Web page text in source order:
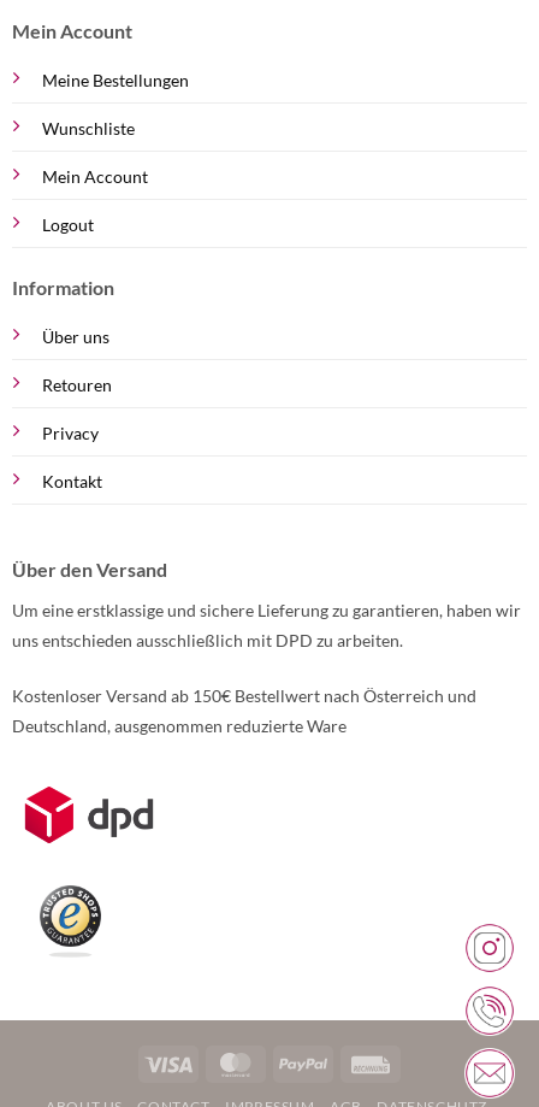
Mein Account
Meine Bestellungen
Wunschliste
Mein Account
Logout
Information
Über uns
Retouren
Privacy
Kontakt
Über den Versand
Um eine erstklassige und sichere Lieferung zu garantieren, haben wir
uns entschieden ausschließlich mit DPD zu arbeiten.
Kostenloser Versand ab 150€ Bestellwert nach Österreich und
Deutschland, ausgenommen reduzierte Ware
Weitere Informationen über den gesperrten Inhalt.
Visa MasterCardPayPal